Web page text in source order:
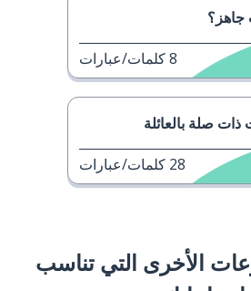
جاهز؟
8كلمات/عبارات
ذات صلة بالعائلة
28 كلمات/عبارات
الأخرى التي تناسب